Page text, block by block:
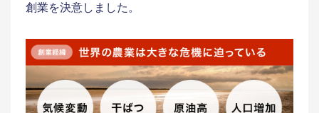
創業を決意しました。